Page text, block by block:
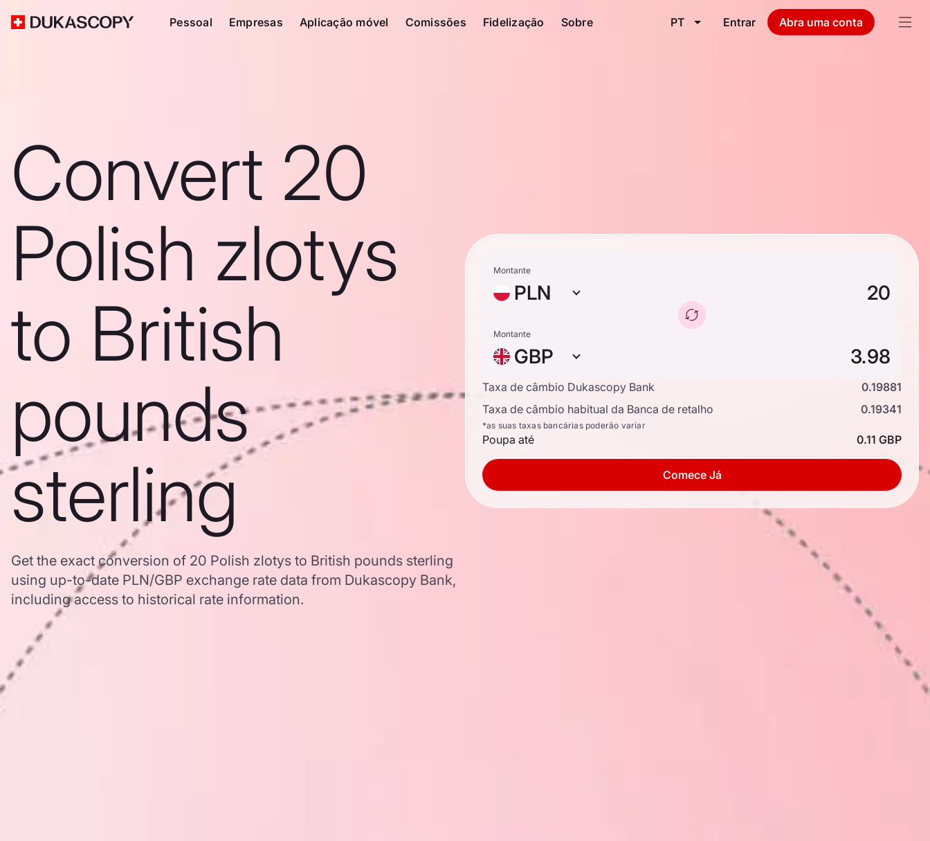
Pessoal Empresas Aplicação móvel Comissões Fidelização Sobre PT Entrar Abra uma conta
Convert 20
Polish zlotys
to British
pounds
sterling
Get the exact conversion of 20 Polish zlotys to British pounds sterling
using up-to-date PLN/GBP exchange rate data from Dukascopy Bank,
including access to historical rate information.
Montante
PLN
Montante
GBP
Taxa de câmbio Dukascopy Bank
0.19881
Taxa de câmbio habitual da Banca de retalho
0.19341
*as suas taxas bancárias poderão variar
Poupa até 0.11 GBP
Comece Já